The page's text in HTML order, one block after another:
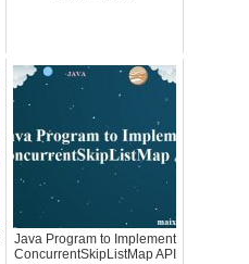
Java Program to Implement
ConcurrentSkipListMap API